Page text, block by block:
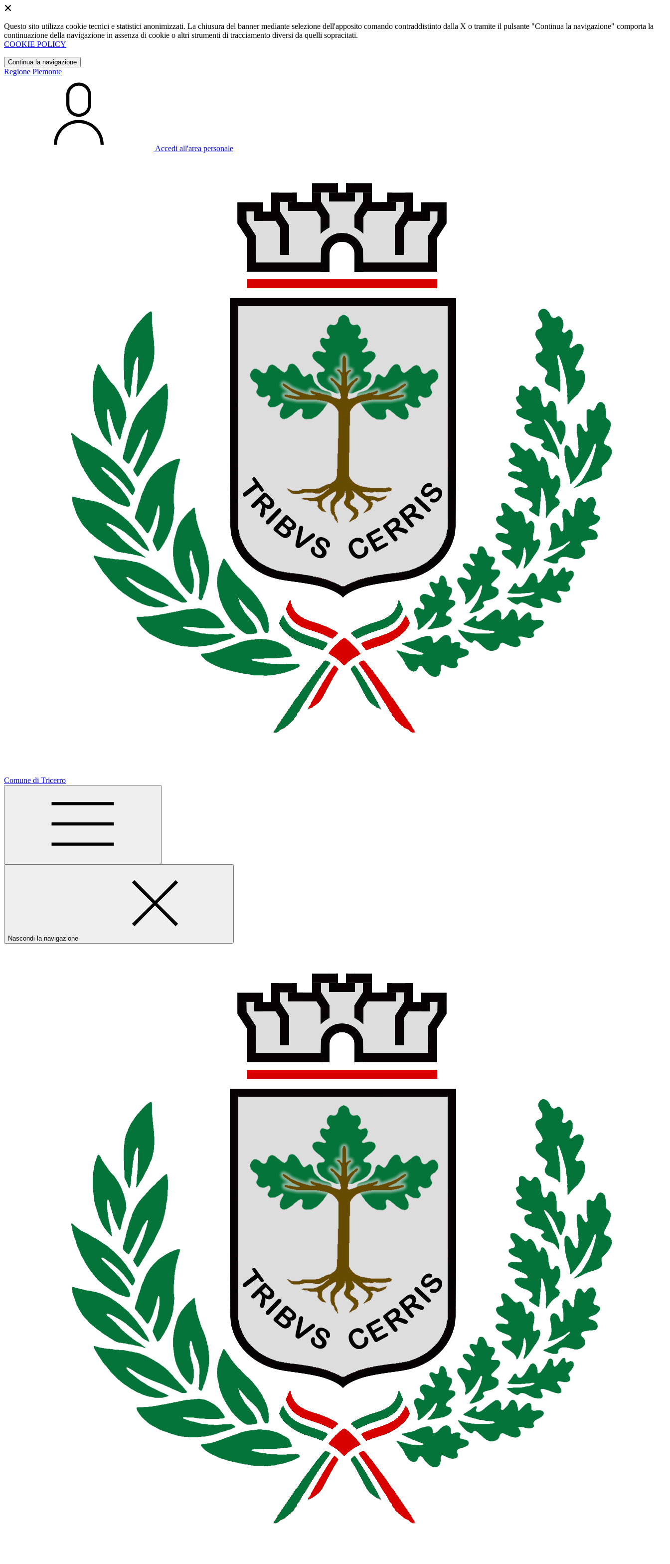
Questo sito utilizza cookie tecnici e statistici anonimizzati. La chiusura del banner mediante selezione dell'apposito comando contraddistinto dalla X o tramite il pulsante "Continua la navigazione" comporta la
continuazione della navigazione in assenza di cookie o altri strumenti di tracciamento diversi da quelli sopracitati.
COOKIE POLICY
Continua la navigazione
Regione Piemonte
Accedi all'area personale
Comune di Tricerro
Nascondi la navigazione